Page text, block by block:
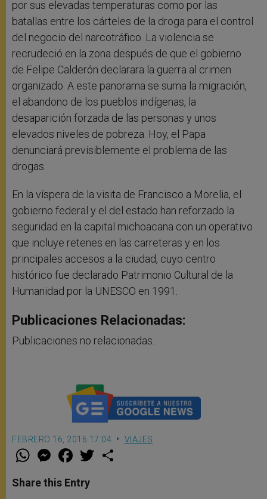
por sus elevadas temperaturas como por las
batallas entre los cárteles de la droga para el control
del negocio del narcotráfico. La violencia se
recrudeció en la zona después de que el gobierno
de Felipe Calderón declarara la guerra al crimen
organizado. A este panorama se suma la migración,
el abandono de los pueblos indígenas, la
desaparición forzada de las personas y unos
elevados niveles de pobreza. Hoy, el Papa
denunciará previsiblemente el problema de las
drogas.
En la víspera de la visita de Francisco a Morelia, el
gobierno federal y el del estado han reforzado la
seguridad en la capital michoacana con un operativo
que incluye retenes en las carreteras y en los
principales accesos a la ciudad, cuyo centro
histórico fue declarado Patrimonio Cultural de la
Humanidad por la UNESCO en 1991.
Publicaciones Relacionadas:
Publicaciones no relacionadas.
FEBRERO 16, 2016 17:04 VIAJES
W
t
s
M
e
s
e
F
a
e
b
w
Share this Entry